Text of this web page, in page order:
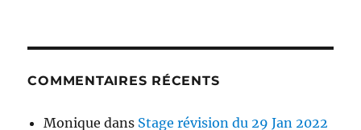
COMMENTAIRES RÉCENTS
Monique dans Stage révision du 29 Jan 2022